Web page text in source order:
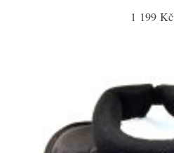
1 199 Kč